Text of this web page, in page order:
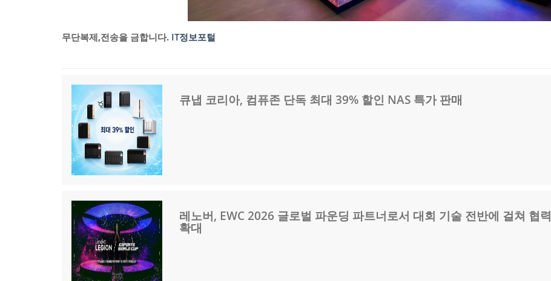
무단복제,전송을 금합니다. IT정보포털
큐냅 코리아, 컴퓨존 단독 최대 39% 할인 NAS 특가 판매
레노버, EWC 2026 글로벌 파운딩 파트너로서 대회 기술 전반에 걸쳐 협력
확대